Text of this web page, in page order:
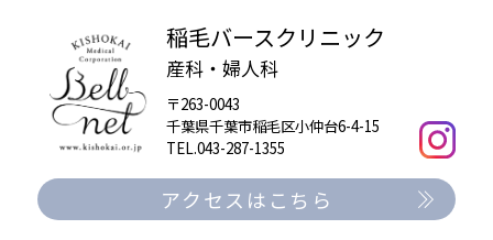
稲毛バースクリニック
産科・婦人科
〒263-0043
千葉県千葉市稲毛区小仲台6-4-15
TEL.043-287-1355
アクセスはこちら